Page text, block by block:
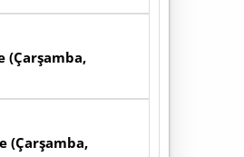
(Çarşamba,
(Çarşamba,